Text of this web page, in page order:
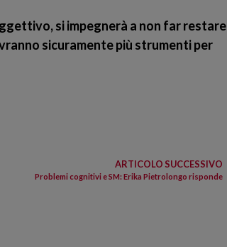
si impegnerà a non far restare
sicuramente più strumenti per
ARTICOLO SUCCESSIVO
Problemi cognitivi e SM: Erika Pietrolongo risponde